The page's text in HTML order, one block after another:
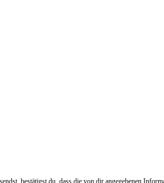
bestätigst du, dass die von dir angegebenen